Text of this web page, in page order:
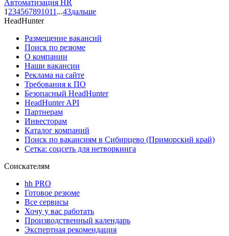
Автоматизация HR
1 234567891011 ...43дальше
HeadHunter
Размещение вакансий
Поиск по резюме
О компании
Наши вакансии
Реклама на сайте
Требования к ПО
Безопасный HeadHunter
HeadHunter API
Партнерам
Инвесторам
Каталог компаний
Поиск по вакансиям в Сибирцево (Приморский край)
Сетка: соцсеть для нетворкинга
Соискателям
hh PRO
Готовое резюме
Все сервисы
Хочу у вас работать
Производственный календарь
Экспертная рекомендация